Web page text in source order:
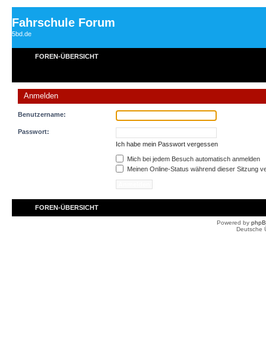
Fahrschule Forum
5bd.de
FOREN-ÜBERSICHT
Anmelden
Benutzername:
Passwort:
Ich habe mein Passwort vergessen
Mich bei jedem Besuch automatisch anmelden
Meinen Online-Status während dieser Sitzung
FOREN-ÜBERSICHT
Powered by
Deutsche